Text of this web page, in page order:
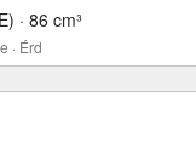
· 86 cm³
· Érd